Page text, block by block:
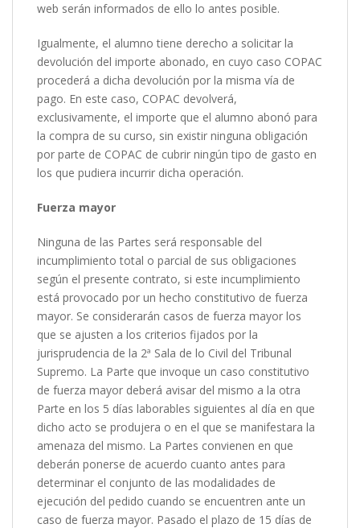
web serán informados de ello lo antes posible.
Igualmente, el alumno tiene derecho a solicitar la
devolución del importe abonado, en cuyo caso COPAC
procederá a dicha devolución por la misma vía de
pago. En este caso, COPAC devolverá,
exclusivamente, el importe que el alumno abonó para
la compra de su curso, sin existir ninguna obligación
por parte de COPAC de cubrir ningún tipo de gasto en
los que pudiera incurrir dicha operación.
Fuerza mayor
Ninguna de las Partes será responsable del
incumplimiento total o parcial de sus obligaciones
según el presente contrato, si este incumplimiento
está provocado por un hecho constitutivo de fuerza
mayor. Se considerarán casos de fuerza mayor los
que se ajusten a los criterios fijados por la
jurisprudencia de la 2ª Sala de lo Civil del Tribunal
Supremo. La Parte que invoque un caso constitutivo
de fuerza mayor deberá avisar del mismo a la otra
Parte en los 5 días laborables siguientes al día en que
dicho acto se produjera o en el que se manifestara la
amenaza del mismo. La Partes convienen en que
deberán ponerse de acuerdo cuanto antes para
determinar el conjunto de las modalidades de
ejecución del pedido cuando se encuentren ante un
caso de fuerza mayor. Pasado el plazo de 15 días de